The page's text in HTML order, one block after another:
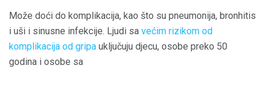
Može doći do komplikacija, kao što su pneumonija, bronhitis
i uši i sinusne infekcije. Ljudi sa većim rizikom od
komplikacija od gripa uključuju djecu, osobe preko 50
godina i osobe sa